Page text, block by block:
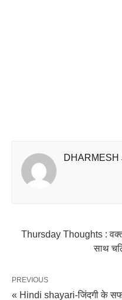
DHARMESH
Thursday Thoughts :
साथ
PREVIOUS
« Hindi shayari-जिंदगी के